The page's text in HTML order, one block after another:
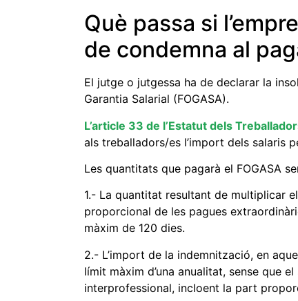
Què passa si
de condemna al
El jutge o jutgessa ha de declarar la
Garantia Salarial (FOGASA).
L’article 33 de l’Estatut dels
als treballadors/es l’import dels salaris
Les quantitats que pagarà el FOGASA
1.- La quantitat resultant de multiplicar
proporcional de les pagues
màxim de 120 dies.
2.- L’import de la indemnització, en
límit màxim d’una anualitat, sense que
interprofessional, incloent la part